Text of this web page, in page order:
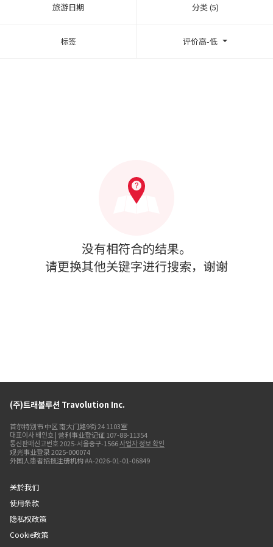
旅游日期 分类 (5)
标签 评价高-低
没有相符合的结果。
请更换其他关键字进行搜索，谢谢
(주)트래볼루션 Travolution Inc.
首尔特别市 中区 南大门路9街 24 1103室
대표이사 배인호 | 营利事业登记证 107-88-11354
통신판매신고번호 2025-서울중구-1566사업자 정보 확인
观光事业登录 2025-000074
外国人患者招揽注册机构 #A-2026-01-01-06849
关於我们
使用条款
隐私权政策
Cookie政策